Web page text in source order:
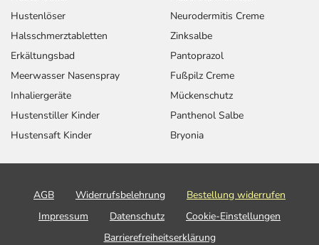
Hustenlöser
Halsschmerztabletten
Erkältungsbad
Meerwasser Nasenspray
Inhaliergeräte
Hustenstiller Kinder
Hustensaft Kinder
Neurodermitis Creme
Zinksalbe
Pantoprazol
Fußpilz Creme
Mückenschutz
Panthenol Salbe
Bryonia
AGB Widerrufsbelehrung
Bestellung widerrufen
Impressum
Datenschutz
Cookie-Einstellungen
Barrierefreiheitserklärung